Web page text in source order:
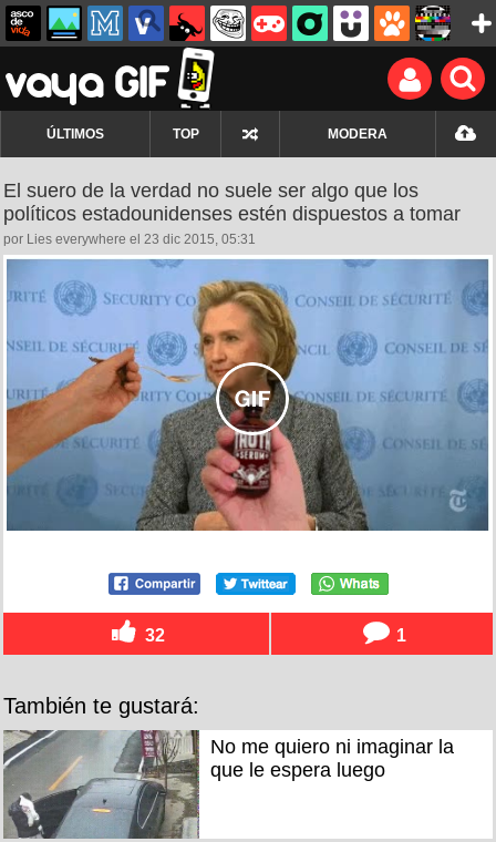
ÚLTIMOS TOP MODERA
El suero de la verdad no suele ser algo que los
políticos estadounidenses estén dispuestos a tomar
por Lies everywhere el 23 dic 2015, 05:31
32 1
También te gustará:
No me quiero ni imaginar la
que le espera luego